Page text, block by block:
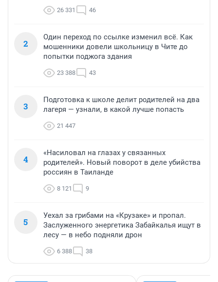
26 331 46
2
Один переход по ссылке изменил всё. Как
мошенники довели школьницу в Чите до
попытки поджога здания
23 388 43
3
Подготовка к школе делит родителей на два
лагеря — узнали, в какой лучше попасть
21 447
4
«Насиловал на глазах у связанных
родителей». Новый поворот в деле убийства
россиян в Таиланде
8 121 9
5
Уехал за грибами на «Крузаке» и пропал.
Заслуженного энергетика Забайкалья ищут в
лесу — в небо подняли дрон
6 388 38